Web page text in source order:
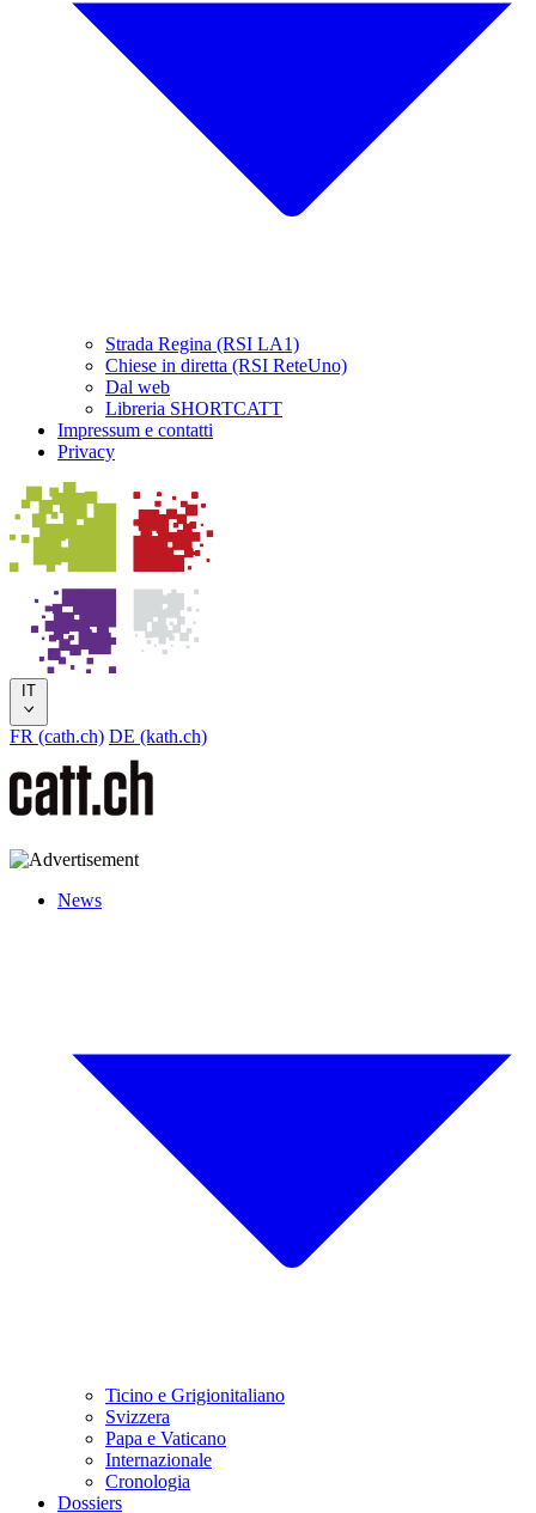
Strada Regina (RSI LA1)
Chiese in diretta (RSI ReteUno)
Dal web
Libreria SHORTCATT
Impressum e contatti
Privacy
IT
FR (cath.ch) DE (kath.ch)
News
Ticino e Grigionitaliano
Svizzera
Papa e Vaticano
Internazionale
Cronologia
Dossiers